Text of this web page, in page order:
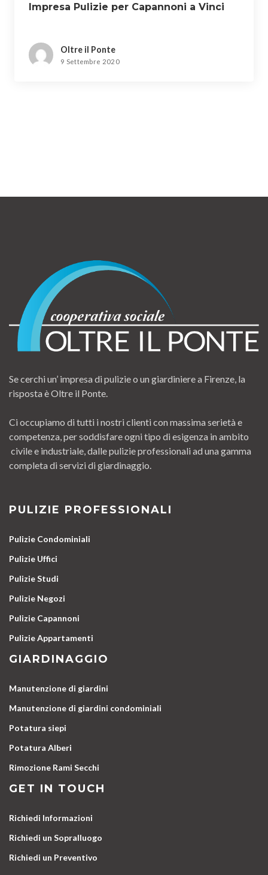
Impresa Pulizie per Capannoni a Vinci
Oltre il Ponte
9 Settembre 2020
Se cerchi un’ impresa di pulizie o un giardiniere a Firenze, la
risposta è Oltre il Ponte.
Ci occupiamo di tutti i nostri clienti con massima serietà e
competenza, per soddisfare ogni tipo di esigenza in ambito
civile e industriale, dalle pulizie professionali ad una gamma
completa di servizi di giardinaggio.
PULIZIE PROFESSIONALI
Pulizie Condominiali
Pulizie Uffici
Pulizie Studi
Pulizie Negozi
Pulizie Capannoni
Pulizie Appartamenti
GIARDINAGGIO
Manutenzione di giardini
Manutenzione di giardini condominiali
Potatura siepi
Potatura Alberi
Rimozione Rami Secchi
GET IN TOUCH
Richiedi Informazioni
Richiedi un Sopralluogo
Richiedi un Preventivo